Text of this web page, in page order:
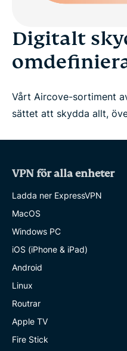
Digitalt
Vårt Aircove-sortiment
sättet att skydda allt,
VPN för alla enheter
Ladda ner ExpressVPN
MacOS
Windows PC
iOS (iPhone & iPad)
Android
Linux
Routrar
Apple TV
Fire Stick